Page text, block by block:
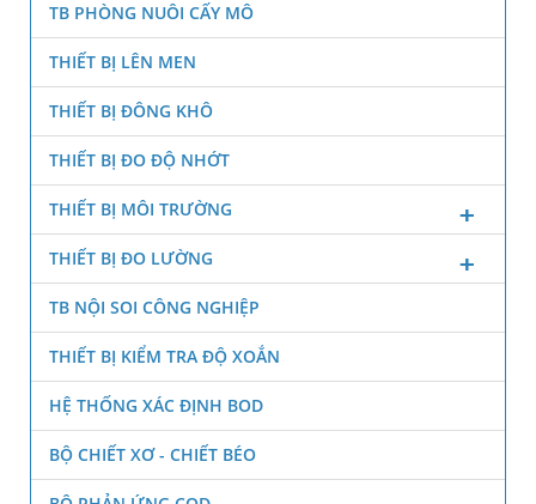
TB PHÒNG NUÔI CẤY MÔ
THIẾT BỊ LÊN MEN
THIẾT BỊ ĐÔNG KHÔ
THIẾT BỊ ĐO ĐỘ NHỚT
THIẾT BỊ MÔI TRƯỜNG
THIẾT BỊ ĐO LƯỜNG
TB NỘI SOI CÔNG NGHIỆP
THIẾT BỊ KIỂM TRA ĐỘ XOẮN
HỆ THỐNG XÁC ĐỊNH BOD
BỘ CHIẾT XƠ - CHIẾT BÉO